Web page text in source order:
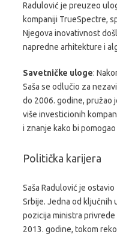
Radulović je preuzeo
kompaniji TrueSpectre,
Njegova inovativnost
napredne arhitekture i
Savetničke uloge:
Saša se odlučio za
do 2006. godine, pružao
više investicionih
i znanje kako bi
Politička karijera
Saša Radulović je
Srbije. Jedna od ključnih
pozicija ministra
2013. godine, tokom